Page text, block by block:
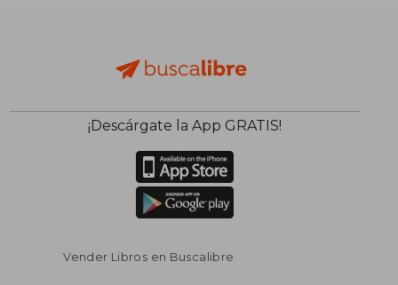
¡Descárgate la App GRATIS!
Vender Libros en Buscalibre